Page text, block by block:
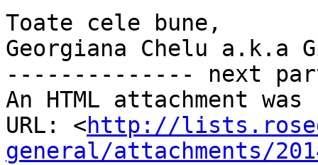
Toate cele bune,
Georgiana Chelu a.k.a
-------------- next
An HTML attachment
URL: <http://
general/attachments/